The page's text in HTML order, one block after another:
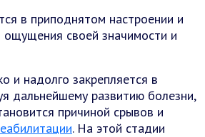
в приподнятом настроении и
своей значимости и
и надолго закрепляется в
дальнейшему развитию болезни,
причиной срывов и
. На этой стадии